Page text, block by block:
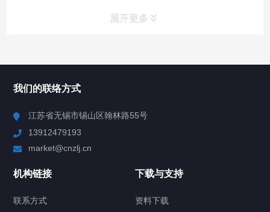
展开更多
Chiller高精度制冷循环器
LTZ变频系列低温冷冻机
我们的联络方式
江苏省无锡市锡山区翰林路55号
13912479193
market@cnzlj.cn
机构链接
联系方式
下载与支持
资料下载